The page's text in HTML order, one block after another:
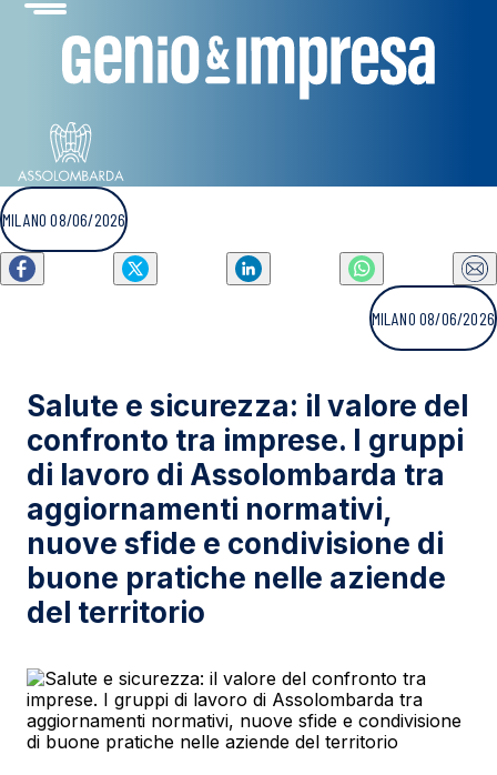
MILANO 08/06/2026
MILANO 08/06/2026
Salute e sicurezza: il valore del
confronto tra imprese. I gruppi
di lavoro di Assolombarda tra
aggiornamenti normativi,
nuove sfide e condivisione di
buone pratiche nelle aziende
del territorio